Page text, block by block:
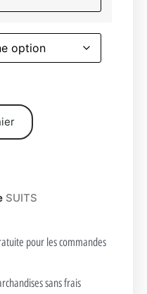
SUITS
pour les commandes
sans frais